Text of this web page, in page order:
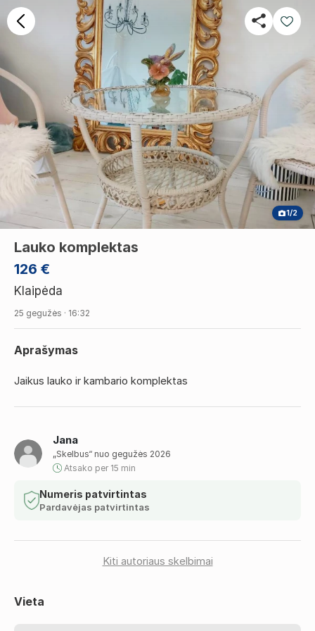
1/2
126 €
Lauko komplektas
Klaipėda
25 gegužės · 16:32
Jana
„Skelbus“ nuo gegužės 2026
Atsako per 15 min
Numeris patvirtintas
Pardavėjas patvirtintas
Kiti autoriaus skelbimai
Aprašymas
Jaikus lauko ir kambario komplektas
Vieta